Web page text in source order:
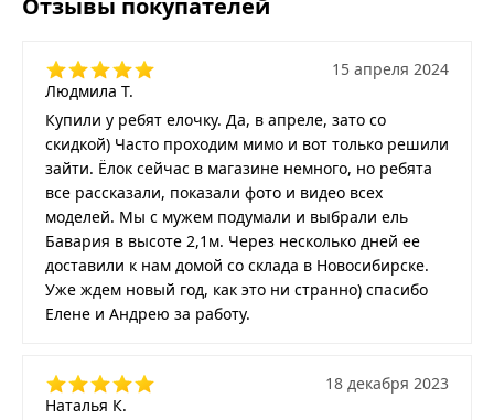
Отзывы покупателей
Людмила Т.
15 апреля 2024
Купили у ребят елочку. Да, в апреле, зато со
скидкой) Часто проходим мимо и вот только решили
зайти. Ёлок сейчас в магазине немного, но ребята
все рассказали, показали фото и видео всех
моделей. Мы с мужем подумали и выбрали ель
Бавария в высоте 2,1м. Через несколько дней ее
доставили к нам домой со склада в Новосибирске.
Уже ждем новый год, как это ни странно) спасибо
Елене и Андрею за работу.
Наталья К.
18 декабря 2023